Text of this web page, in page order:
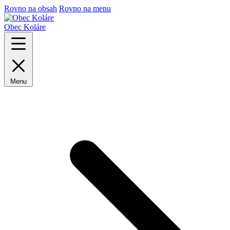
Rovno na obsah Rovno na menu
Obec Koláre
Menu